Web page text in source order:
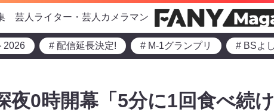
芸人ライター・芸人カメラマン
2026 # 配信延長決定! # M-1グランプリ # BSよ
夜0時開幕「5分に1回食べ続